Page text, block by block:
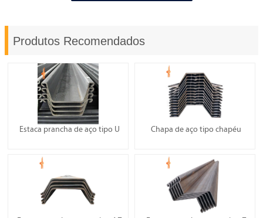
Produtos Recomendados
Estaca prancha de aço tipo U Chapa de aço tipo chapéu